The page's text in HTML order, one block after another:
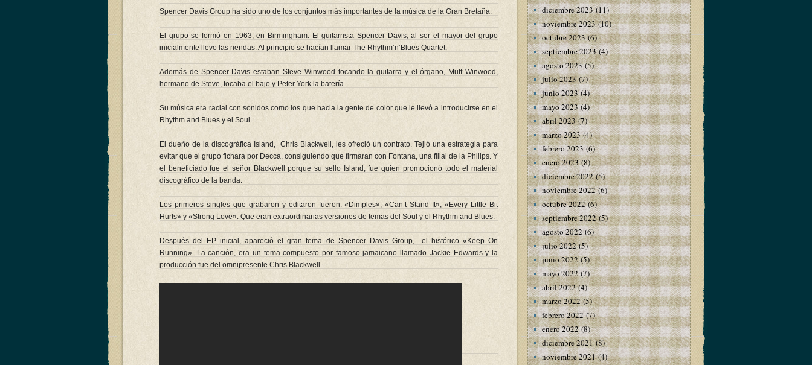
y
70”
en
Studio
hablamos
del…
Spencer Davis Group ha sido uno de los conjuntos más importantes de la música de la Gran Bretaña.
El grupo se formó en 1963, en Birmingham. El guitarrista Spencer Davis, al ser el mayor del grupo
inicialmente llevo las riendas. Al principio se hacían llamar The Rhythm’n’Blues Quartet.
Además de Spencer Davis estaban Steve Winwood tocando la guitarra y el órgano, Muff Winwood,
hermano de Steve, tocaba el bajo y Peter York la batería.
Su música era racial con sonidos como los que hacia la gente de color que le llevó a introducirse en el
Rhythm and Blues y el Soul.
El dueño de la discográfica Island, Chris Blackwell, les ofreció un contrato. Tejió una estrategia para
evitar que el grupo fichara por Decca, consiguiendo que firmaran con Fontana, una filial de la Philips. Y
el beneficiado fue el señor Blackwell porque su sello Island, fue quien promocionó todo el material
discográfico de la banda.
Los primeros singles que grabaron y editaron fueron: «Dimples», «Can’t Stand It», «Every Little Bit
Hurts» y «Strong Love». Que eran extraordinarias versiones de temas del Soul y el Rhythm and Blues.
Después del EP inicial, apareció el gran tema de Spencer Davis Group, el histórico «Keep On
Running». La canción, era un tema compuesto por famoso jamaicano llamado Jackie Edwards y la
producción fue del omnipresente Chris Blackwell.
diciembre 2023(11)
noviembre 2023(10)
octubre 2023(6)
septiembre 2023(4)
agosto 2023(5)
julio 2023(7)
junio 2023(4)
mayo 2023(4)
abril 2023(7)
marzo 2023(4)
febrero 2023(6)
enero 2023(8)
diciembre 2022(5)
noviembre 2022(6)
octubre 2022(6)
septiembre 2022(5)
agosto 2022 (6)
julio 2022(5)
junio 2022(5)
mayo 2022(7)
abril 2022(4)
marzo 2022(5)
febrero 2022(7)
enero 2022(8)
diciembre 2021(8)
noviembre 2021(4)